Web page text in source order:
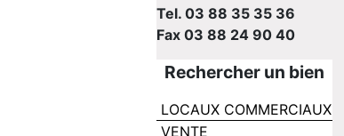
Tel. 03 88 35 35 36
Fax 03 88 24 90 40
Rechercher un bien
LOCAUX COMMERCIAUX
VENTE